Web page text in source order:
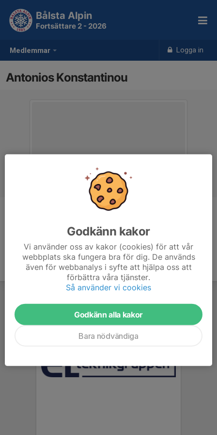
Medlemmar Logga in
Bålsta Alpin
Fortsättare 2 - 2026
Antonios Konstantinou
Godkänn kakor
Vi använder oss av kakor (cookies) för att vår
webbplats ska fungera bra för dig. De används
även för webbanalys i syfte att hjälpa oss att
förbättra våra tjänster.
Så använder vi cookies
Godkänn alla kakor
Bara nödvändiga